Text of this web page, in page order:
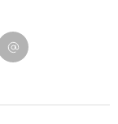
Pinterest
su WhatsApp
su Email